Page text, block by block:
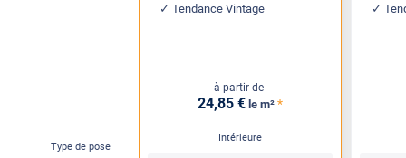
Type de pose
Tendance Vintage
à partir de
24,85 € le m² *
Intérieure